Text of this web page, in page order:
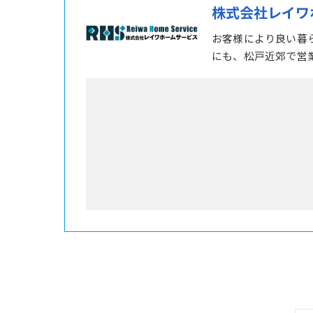
株式会社レイ
お客様により良い暮
にも、松戸近郊で営